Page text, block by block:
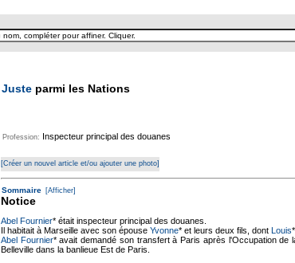
Juste parmi les Nations
Profession: Inspecteur principal des douanes
[Créer un nouvel article et/ou ajouter une photo]
Sommaire [Afficher]
Notice
Abel Fournier* était inspecteur principal des douanes.
Il habitait à Marseille avec son épouse Yvonne* et leurs deux fils, dont Louis
Abel Fournier* avait demandé son transfert à Paris après l'Occupation de
Belleville dans la banlieue Est de Paris.